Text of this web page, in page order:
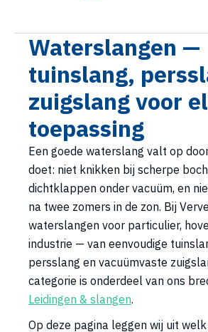
Waterslangen —
tuinslang,
zuigslang voor
toepassing
Een goede waterslang valt op
doet: niet knikken bij scherpe
dichtklappen onder vacuüm, en
na twee zomers in de zon. Bij
waterslangen voor particulier,
industrie — van eenvoudige
persslang en vacuümvaste
categorie is onderdeel van ons
Leidingen & slangen.
Op deze pagina leggen wij uit